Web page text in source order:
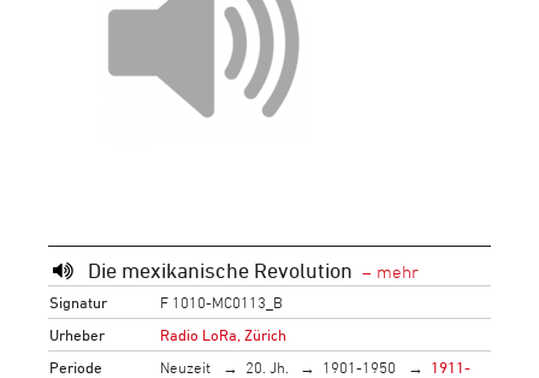
Die mexikanische Revolution
Signatur
F 1010-MC0113_B
Urheber
Radio LoRa, Zürich
Periode
Neuzeit 20. Jh. 1901-1950
1911-